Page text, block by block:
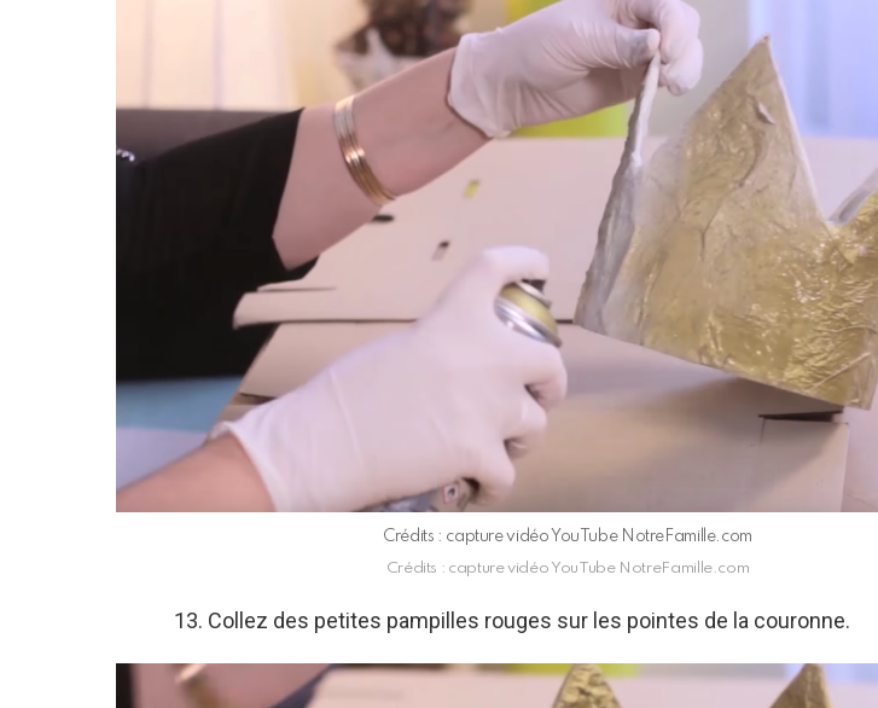
Crédits : capture vidéo YouTube NotreFamille.com
Crédits : capture vidéo YouTube NotreFamille.com
13. Collez des petites pampilles rouges sur les pointes de la couronne.